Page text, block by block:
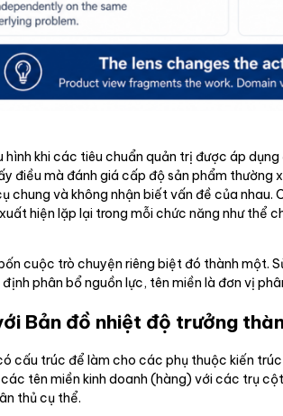
hình khi các tiêu chuẩn quản trị được áp
điều mà đánh giá cấp độ sản phẩm
chung và không nhận biết vấn đề của
hiện lặp lại trong mỗi chức năng như thể
cuộc trò chuyện riêng biệt đó thành một.
phân bổ nguồn lực, tên miền là đơn vị
Bản đồ nhiệt độ trưởng
cấu trúc để làm cho các phụ thuộc kiến trúc
tên miền kinh doanh (hàng) với các trụ
thủ cụ thể.